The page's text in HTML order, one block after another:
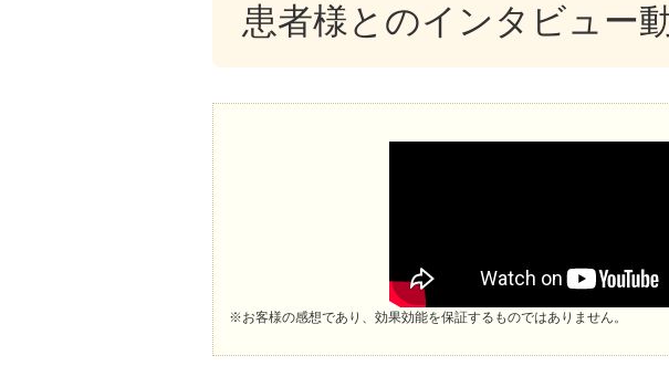
患者様とのインタビュー
※お客様の感想であり、効果効能を保証するものではありません。